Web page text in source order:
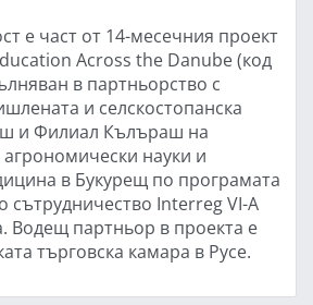
е част от 14-месечния проект
Across the Danube (код
в партньорство с
и селскостопанска
и Филиал Кълъраш на
науки и
в Букурещ по програмата
сътрудничество Interreg VI-A
Водещ партньор в проекта е
търговска камара в Русе.